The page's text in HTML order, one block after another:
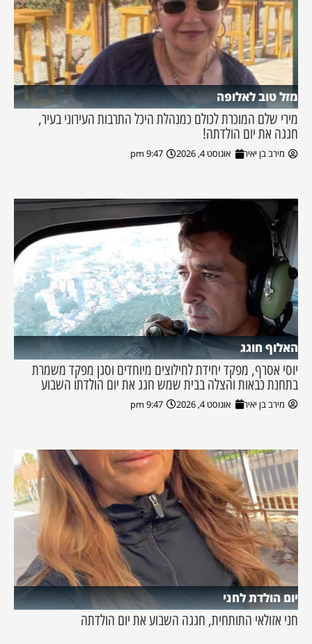
מזל טוב לאלופה
מירי שלם המוכרת לכולם כמנהלת היכל התרבות העירוני בעיר,
חגגה את יום הולדתה!
מירב בן יאיר אוגוסט 4, 2026 9:47 pm
האלוף חוגג
יוסי אסרף, מפקד יחידת לחילוצים מיוחדים וסגן מפקד משמרת
בתחנת כבאות והצלה בבית שמש חגג את יום הולדתו השבוע
מירב בן יאיר אוגוסט 4, 2026 9:47 pm
יום הולדת לחני
חני אזולאי התותחית, חגגה השבוע את יום הולדתה